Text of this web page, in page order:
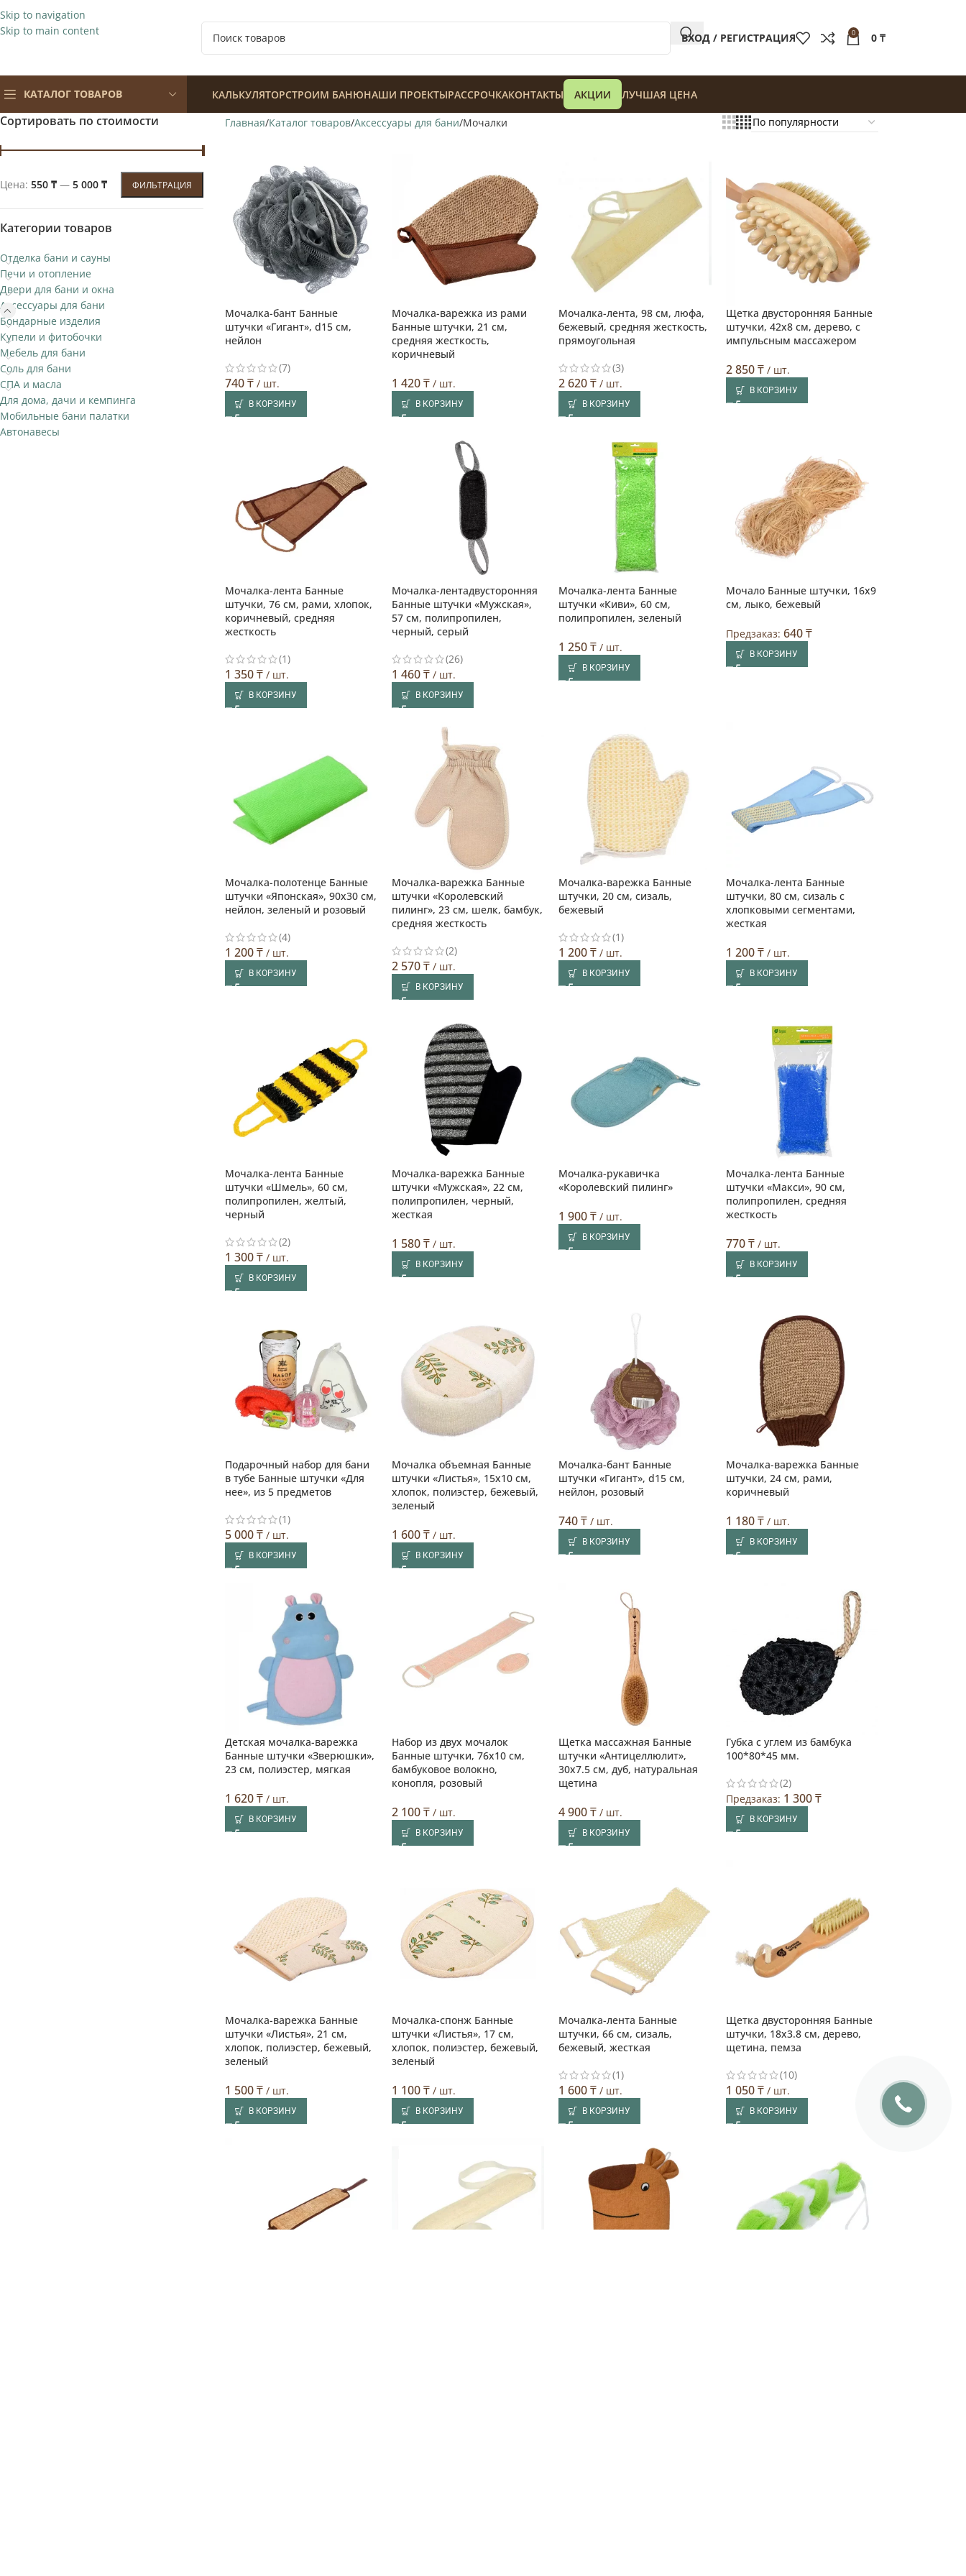
Skip to navigation
Skip to main content
ВХОД / РЕГИСТРАЦИЯ 0 0 ₸
КАТАЛОГ ТОВАРОВ
128 900₸
КАЛЬКУЛЯТОРСТРОИМ БАНЮНАШИ ПРОЕКТЫРАССРОЧКАКОНТАКТЫ АКЦИИ ЛУЧШАЯ ЦЕНА
Сортировать по стоимости
ФИЛЬТРАЦИЯ
Цена: 550 ₸ — 5 000 ₸
Категории товаров
Отделка бани и сауны
Печи и отопление
Двери для бани и окна
Аксессуары для бани
Бондарные изделия
Купели и фитобочки
Мебель для бани
Соль для бани
СПА и масла
Для дома, дачи и кемпинга
Мобильные бани палатки
Автонавесы
Главная Каталог товаров Аксессуары для бани Мочалки
Мочалка-бант Банные
штучки «Гигант», d15 см,
нейлон
(7)
740₸/ шт.
В КОРЗИНУ
Мочалка-варежка из рами
Банные штучки, 21 см,
средняя жесткость,
коричневый
1 420₸ / шт.
В КОРЗИНУ
Мочалка-лента, 98 см, люфа,
бежевый, средняя жесткость,
прямоугольная
(3)
2 620₸ / шт.
В КОРЗИНУ
Щетка двусторонняя Банные
штучки, 42х8 см, дерево, с
импульсным массажером
2 850₸/ шт.
В КОРЗИНУ
Мочалка-лента Банные
штучки, 76 см, рами, хлопок,
коричневый, средняя
жесткость
(1)
1 350₸/ шт.
В КОРЗИНУ
Мочалка-лентадвусторонняя
Банные штучки «Мужская»,
57 см, полипропилен,
черный, серый
(26)
1 460₸ / шт.
В КОРЗИНУ
Мочалка-лента Банные
штучки «Киви», 60 см,
полипропилен, зеленый
1 250₸ / шт.
В КОРЗИНУ
Мочало Банные штучки, 16х9
см, лыко, бежевый
Предзаказ: 640₸
В КОРЗИНУ
Мочалка-полотенце Банные
штучки «Японская», 90х30 см,
нейлон, зеленый и розовый
(4)
1 200₸/ шт.
В КОРЗИНУ
Мочалка-варежка Банные
штучки «Королевский
пилинг», 23 см, шелк, бамбук,
средняя жесткость
(2)
2 570₸ / шт.
В КОРЗИНУ
Мочалка-варежка Банные
штучки, 20 см, сизаль,
бежевый
(1)
1 200₸ / шт.
В КОРЗИНУ
Мочалка-лента Банные
штучки, 80 см, сизаль с
хлопковыми сегментами,
жесткая
1 200₸/ шт.
В КОРЗИНУ
Мочалка-лента Банные
штучки «Шмель», 60 см,
полипропилен, желтый,
черный
(2)
1 300₸/ шт.
В КОРЗИНУ
Мочалка-варежка Банные
штучки «Мужская», 22 см,
полипропилен, черный,
жесткая
1 580₸ / шт.
В КОРЗИНУ
Мочалка-рукавичка
«Королевский пилинг»
1 900₸ / шт.
В КОРЗИНУ
Мочалка-лента Банные
штучки «Макси», 90 см,
полипропилен, средняя
жесткость
770₸/ шт.
В КОРЗИНУ
Подарочный набор для бани
в тубе Банные штучки «Для
нее», из 5 предметов
(1)
5 000₸/ шт.
В КОРЗИНУ
Мочалка объемная Банные
штучки «Листья», 15х10 см,
хлопок, полиэстер, бежевый,
зеленый
1 600₸ / шт.
В КОРЗИНУ
Мочалка-бант Банные
штучки «Гигант», d15 см,
нейлон, розовый
740₸ / шт.
В КОРЗИНУ
Мочалка-варежка Банные
штучки, 24 см, рами,
коричневый
1 180₸/ шт.
В КОРЗИНУ
Детская мочалка-варежка
Банные штучки «Зверюшки»,
23 см, полиэстер, мягкая
1 620₸/ шт.
В КОРЗИНУ
Набор из двух мочалок
Банные штучки, 76х10 см,
бамбуковое волокно,
конопля, розовый
2 100₸ / шт.
В КОРЗИНУ
Щетка массажная Банные
штучки «Антицеллюлит»,
30х7.5 см, дуб, натуральная
щетина
4 900₸ / шт.
В КОРЗИНУ
Губка с углем из бамбука
100*80*45 мм.
(2)
Предзаказ: 1 300₸
В КОРЗИНУ
Мочалка-варежка Банные
штучки «Листья», 21 см,
хлопок, полиэстер, бежевый,
зеленый
1 500₸/ шт.
В КОРЗИНУ
Мочалка-спонж Банные
штучки «Листья», 17 см,
хлопок, полиэстер, бежевый,
зеленый
1 100₸ / шт.
В КОРЗИНУ
Мочалка-лента Банные
штучки, 66 см, сизаль,
бежевый, жесткая
(1)
1 600₸ / шт.
В КОРЗИНУ
Щетка двусторонняя Банные
штучки, 18х3.8 см, дерево,
щетина, пемза
(10)
1 050₸/ шт.
В КОРЗИНУ